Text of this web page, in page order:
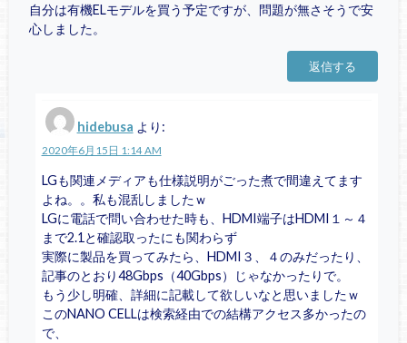
自分は有機ELモデルを買う予定ですが、問題が無さそうで安
心しました。
返信する
hidebusa より:
2020年6月15日 1:14 AM
LGも関連メディアも仕様説明がごった煮で間違えてます
よね。。私も混乱しましたｗ
LGに電話で問い合わせた時も、HDMI端子はHDMI１～４
まで2.1と確認取ったにも関わらず
実際に製品を買ってみたら、HDMI３、４のみだったり、
記事のとおり48Gbps（40Gbps）じゃなかったりで。
もう少し明確、詳細に記載して欲しいなと思いましたｗ
このNANO CELLは検索経由での結構アクセス多かったの
で、